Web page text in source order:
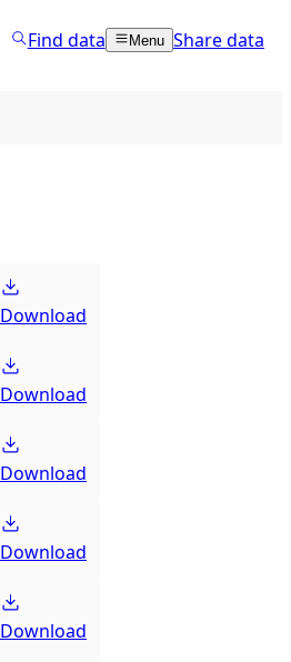
Find data Menu Share data
Download
Download
Download
Download
Download